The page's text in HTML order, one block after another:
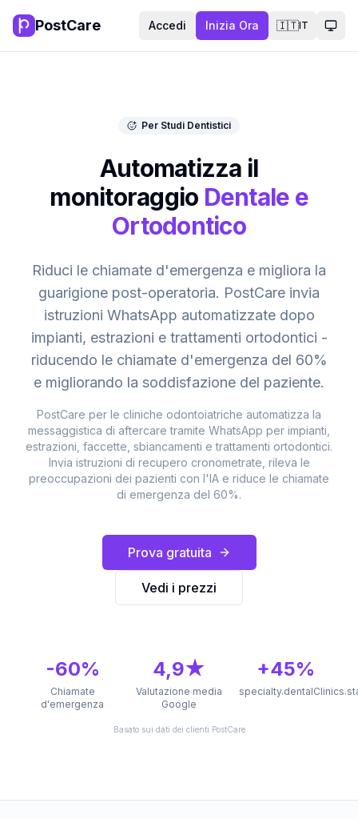
PostCare Accedi Inizia Ora 🇮🇹IT
Per Studi Dentistici
Automatizza il
monitoraggio Dentale e
Ortodontico
Riduci le chiamate d'emergenza e migliora la
guarigione post-operatoria. PostCare invia
istruzioni WhatsApp automatizzate dopo
impianti, estrazioni e trattamenti ortodontici -
riducendo le chiamate d'emergenza del 60%
e migliorando la soddisfazione del paziente.
PostCare per le cliniche odontoiatriche automatizza la
messaggistica di aftercare tramite WhatsApp per impianti,
estrazioni, faccette, sbiancamenti e trattamenti ortodontici.
Invia istruzioni di recupero cronometrate, rileva le
preoccupazioni dei pazienti con l'IA e riduce le chiamate
di emergenza del 60%.
Prova gratuita
Vedi i prezzi
-60%
Chiamate
d'emergenza
4,9★
Valutazione media
Google
+45%
Basato sui dati dei clienti PostCare